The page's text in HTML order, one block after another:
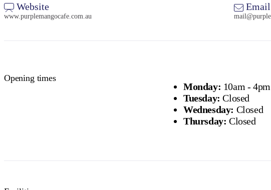
Website
www.purplemangocafe.com.au
Email
Opening times
Monday: 10am - 4pm
Tuesday: Closed
Wednesday: Closed
Thursday: Closed